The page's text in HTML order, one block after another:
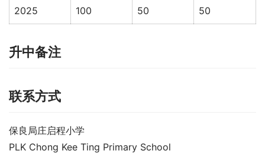
2025 100 50 50
升中备注
联系方式
保良局庄启程小学
PLK Chong Kee Ting Primary School